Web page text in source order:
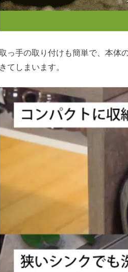
っ手の取り付けも簡単で、本体
きてしまいます。